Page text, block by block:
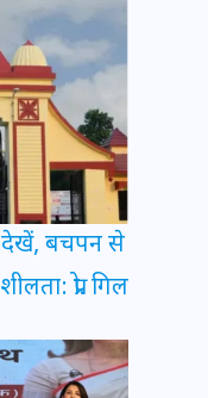
देखें, बचपन से
प्रो. गिल